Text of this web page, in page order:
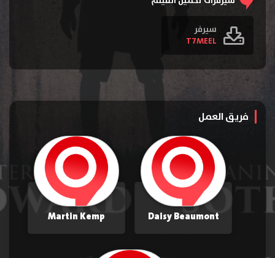
سيرفر
T7MEEL
فريق العمل
Daisy Beaumont
Martin Kemp